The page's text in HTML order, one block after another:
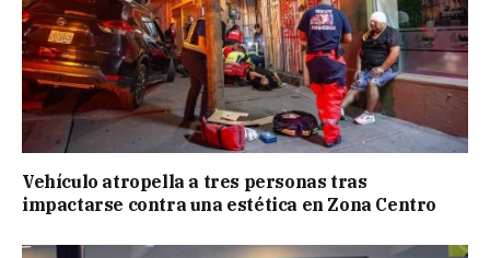
Vehículo atropella a tres personas tras
impactarse contra una estética en Zona Centro